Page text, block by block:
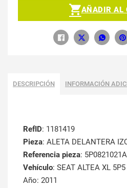
AÑADIR AL
DESCRIPCIÓN INFORMACIÓN
RefID: 1181419
Pieza: ALETA DELANTERA
Referencia pieza: 5P0821021A
Vehículo: SEAT ALTEA XL
Año: 2011